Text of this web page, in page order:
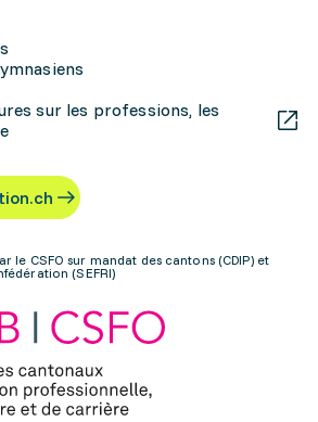
sur les professions, les
le CSFO sur mandat des cantons (CDIP) et
(SEFRI)